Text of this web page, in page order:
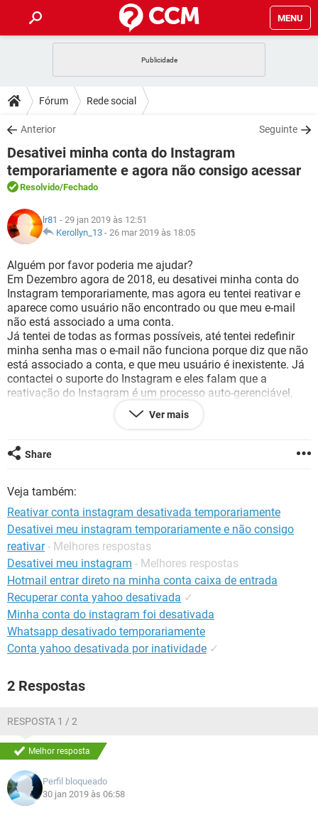
MENU
CELULAR
OUTLOOK
INSTAGRAM GMAIL
GUIA DE COMPRAS
DICAS
JOGOS
OUTLOOK EXCEL
INSTAGRAM
GUIA DE COMPRAS
DOWNLOADS
JOGOS WHATSAPP
CELULAR FACEBOOK
INSTAGRAM
FÓRUM
JOGOS
CELULAR
OUTLOOK EXCEL
INSTAGRAM GMAIL
GUIA DE COMPRAS
JOGOS
OUTLOOK EXCEL
INSTAGRAM GMAIL
GUIA DE COMPRAS
Fórum Rede social
Anterior Seguinte
Desativei minha conta do Instagram
temporariamente e agora não consigo acessar
Resolvido/Fechado
lr81 - 29 jan 2019 às 12:51
Kerollyn_13 - 26 mar 2019 às 18:05
Alguém por favor poderia me ajudar?
Em Dezembro agora de 2018, eu desativei minha conta do
Instagram temporariamente, mas agora eu tentei reativar e
aparece como usuário não encontrado ou que meu e-mail
não está associado a uma conta.
Já tentei de todas as formas possíveis, até tentei redefinir
minha senha mas o e-mail não funciona porque diz que não
está associado a conta, e que meu usuário é inexistente. Já
contactei o suporte do Instagram e eles falam que a
reativação do Instagram é um processo auto-gerenciável,
que deve partir do usuário, mas como posso fazer-lo se nem
ao menos consigo encontar minha conta pelo usuário ou e-
Por favor, já estou tentando arrumar isso a mais de duas
semanas, alguém por favor me ajuda!
Ver mais
Share
Veja também:
Reativar conta instagram desativada temporariamente
Desativei meu instagram temporariamente e não consigo
reativar - Melhores respostas
Desativei meu instagram - Melhores respostas
Hotmail entrar direto na minha conta caixa de entrada
Recuperar conta yahoo desativada ✓
Minha conta do instagram foi desativada
Whatsapp desativado temporariamente
Conta yahoo desativada por inatividade ✓
2 Respostas
RESPOSTA 1 / 2
Melhor resposta
Perfil bloqueado
30 jan 2019 às 06:58